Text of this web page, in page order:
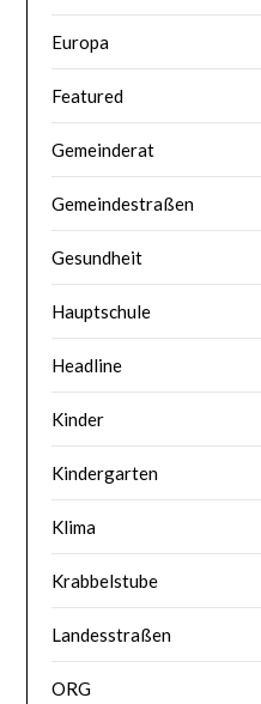
Europa
Featured
Gemeinderat
Gemeindestraßen
Gesundheit
Hauptschule
Headline
Kinder
Kindergarten
Klima
Krabbelstube
Landesstraßen
ORG